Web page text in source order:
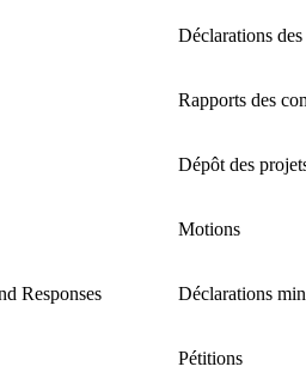
Déclarations des
Rapports des
Dépôt des
Motions
Responses Déclarations
Pétitions